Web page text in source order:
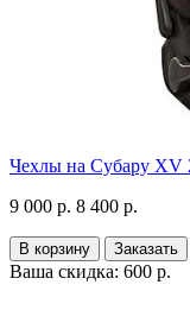
Чехлы на Субару XV
9 000 р. 8 400 р.
В корзину Заказать
Ваша скидка: 600 р.